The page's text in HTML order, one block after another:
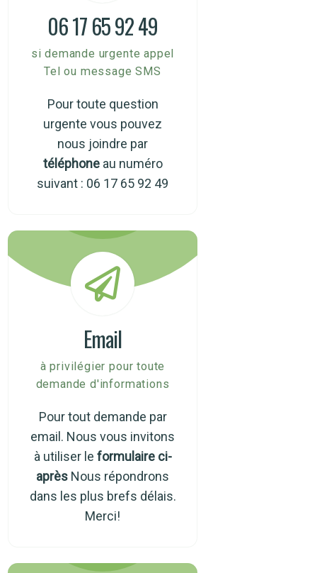
06 17 65 92 49
si demande urgente appel
Tel ou message SMS
Pour toute question
urgente vous pouvez
nous joindre par
téléphoneau numéro
suivant : 06 17 65 92 49
Email
à privilégier pour toute
demande d'informations
Pour tout demande par
email. Nous vous invitons
à utiliser le formulaire ci-
après Nous répondrons
dans les plus brefs délais.
Merci!